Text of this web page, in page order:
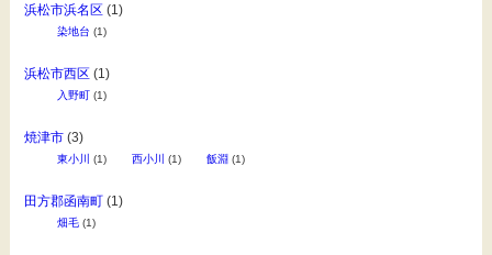
浜松市浜名区 (1)
染地台 (1)
浜松市西区 (1)
入野町(1)
焼津市(3)
東小川 (1) 西小川 (1) 飯淵 (1)
田方郡函南町(1)
畑毛(1)